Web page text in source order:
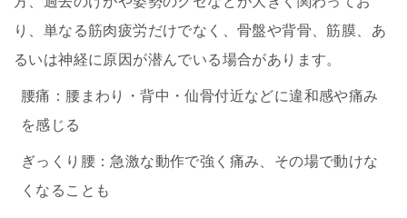
り、単なる筋肉疲労だけでなく、骨盤や背骨、筋膜、あ
るいは神経に原因が潜んでいる場合があります。
腰痛：腰まわり・背中・仙骨付近などに違和感や痛み
を感じる
ぎっくり腰：急激な動作で強く痛み、その場で動けな
くなることも